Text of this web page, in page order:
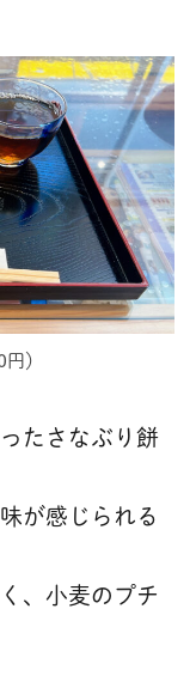
）
たさなぶり餅
が感じられる
、小麦のプチ